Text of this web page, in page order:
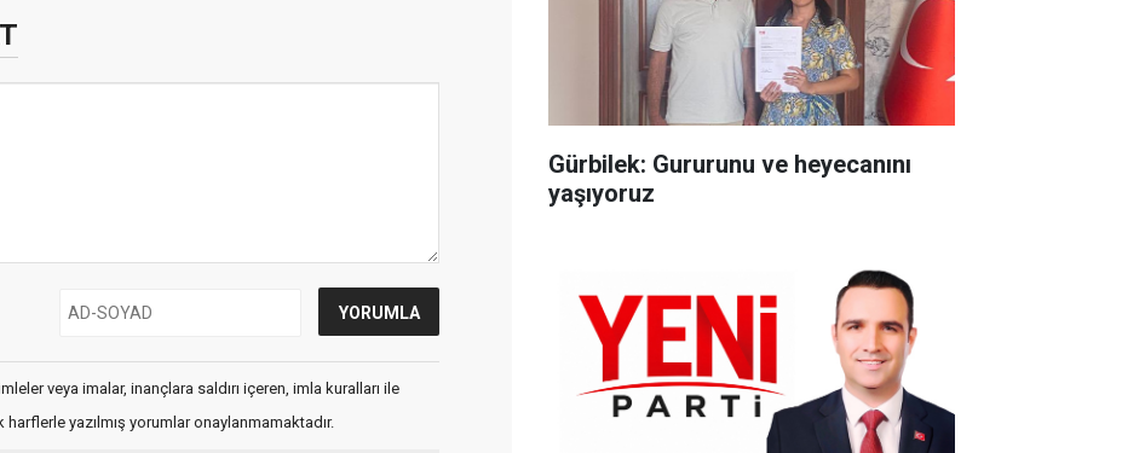
veya imalar, inançlara saldırı içeren, imla kuralları ile
yazılmış yorumlar onaylanmamaktadır.
Gürbilek: Gururunu ve heyecanını
yaşıyoruz